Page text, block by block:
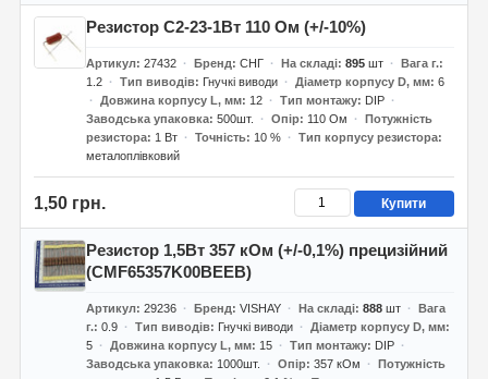
Резистор С2-23-1Вт 110 Ом (+/-10%)
Артикул 27432 Бренд СНГ На складі 895шт
Вага г.
1.2
Тип виводів Гнучкі виводи Діаметр корпусу D, мм 6
Довжина корпусу L, мм
12 Тип монтажу
DIP
Заводська упаковка 500шт. Опір 110 Ом
Потужність
резистора
1 Вт Точність 10 %
Тип корпусу резистора
металоплівковий
1,50 грн. Купити
Резистор 1,5Вт 357 кОм (+/-0,1%) прецизійний
(CMF65357K00BEEB)
Артикул 29236 Бренд VISHAY На складі 888шт
Вага
г. 0.9 Тип виводів Гнучкі виводи
Діаметр корпусу D, мм
5
Довжина корпусу L, мм 15 Тип монтажу
DIP
Заводська упаковка
1000шт. Опір 357 кОм
Потужність